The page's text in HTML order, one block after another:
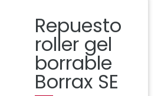
Repuesto
roller gel
borrable
Borrax SE